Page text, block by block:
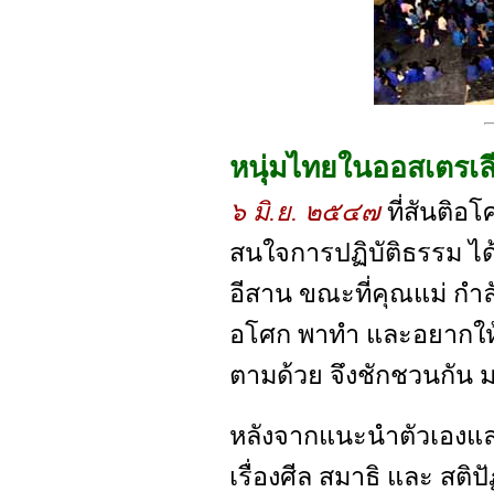
หนุ่มไทยในออสเตร
๖ มิ.ย. ๒๕๔๗ที่สันติอโ
สนใจการปฏิบัติธรรม ไ
อีสาน ขณะที่คุณแม่ กำ
อโศก พาทำ และอยาก
ตามด้วย จึงชักชวนกัน
หลังจากแนะนำตัวเอง
เรื่องศีล สมาธิ และ สติ